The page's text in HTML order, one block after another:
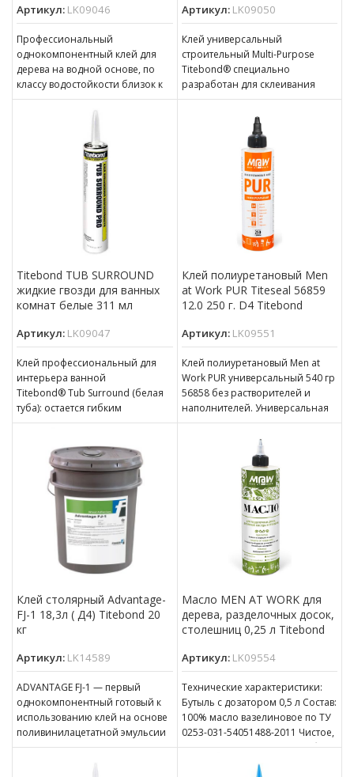
Артикул: LK09046
Профессиональный
однокомпонентный клей для
дерева на водной основе, по
классу водостойкости близок к
D4 Идеален для внутреннего и
наружного использования
Артикул: LK09050
Клей универсальный
строительный Multi-Purpose
Titebond® специально
разработан для склеивания
широкого ряда
конструкционных материалов.
Он великолепно подходит для
установки изолирующих
Titebond TUB SURROUND
жидкие гвозди для ванных
комнат белые 311 мл
Артикул: LK09047
Клей профессиональный для
интерьера ванной
Titebond® Tub Surround (белая
туба): остается гибким
повышенная водостойкость
Область применения
Предназначен
Клей полиуретановый Men
at Work PUR Titeseal 56859
12.0 250 г. D4 Titebond
Артикул: LK09551
Клей полиуретановый Men at
Work PUR универсальный 540 гр
56858 без растворителей и
наполнителей. Универсальная
формула Men at Work PUR
Клей столярный Advantage-
FJ-1 18,3л ( Д4) Titebond 20
кг
Артикул: LK14589
ADVANTAGE FJ-1 — первый
однокомпонентный готовый к
использованию клей на основе
поливинилацетатной эмульсии
с поперечными связями,
Масло MEN AT WORK для
дерева, разделочных досок,
столешниц 0,25 л Titebond
Артикул: LK09554
Технические характеристики:
Бутыль с дозатором 0,5 л Состав:
100% масло вазелиновое по ТУ
0253-031-54051488-2011 Чистое,
прозрачное, нетоксичное, без